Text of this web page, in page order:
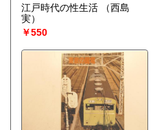
江戸時代の性生活
（西島
実）
￥550